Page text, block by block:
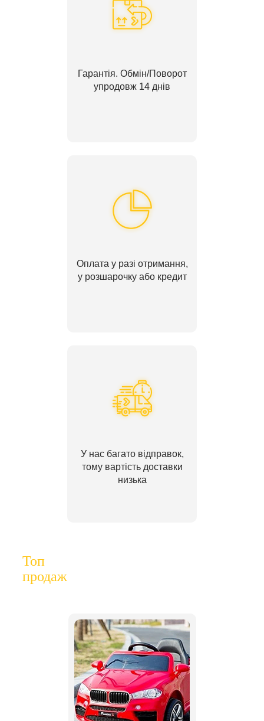
Гарантія. Обмін/Поворот
упродовж 14 днів
Оплата у разі отримання,
у розшарочку або кредит
У нас багато відправок,
тому вартість доставки
низька
Топ
продаж